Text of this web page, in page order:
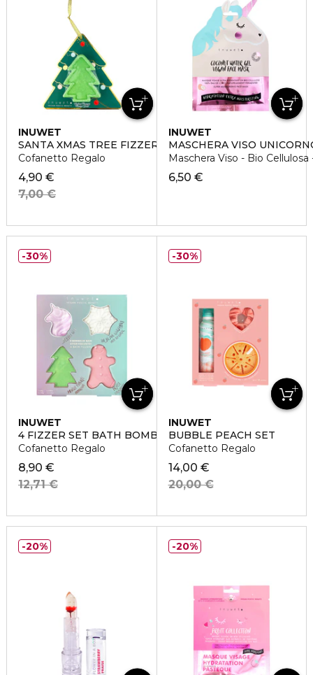
INUWET
SANTA XMAS TREE FIZZER
Cofanetto Regalo
4,90 €
7,00 €
INUWET
MASCHERA VISO
Maschera Viso - Bio
6,50 €
INUWET
4 FIZZER SET BATH BOMB
Cofanetto Regalo
8,90 €
12,71 €
30%
INUWET
BUBBLE PEACH SET
Cofanetto Regalo
14,00 €
20,00 €
30%
20% 20%